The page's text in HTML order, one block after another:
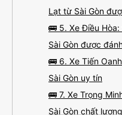
Lạt từ Sài Gòn
🚌 5. Xe Điều
Sài Gòn được
🚌 6. Xe Tiến
Sài Gòn uy tín
🚌 7. Xe Trọng
Sài Gòn chất lượng